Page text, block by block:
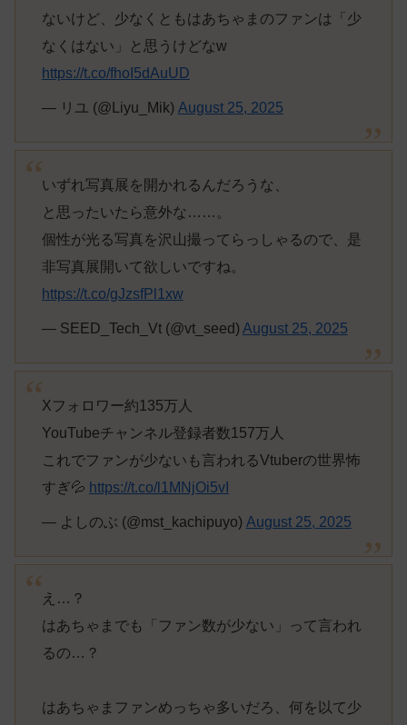
ないけど、少なくともはあちゃまのファンは「少
なくはない」と思うけどなw
https://t.co/fhoI5dAuUD
— リユ (@Liyu_Mik) August 25, 2025
いずれ写真展を開かれるんだろうな、
と思ったいたら意外な……。
個性が光る写真を沢山撮ってらっしゃるので、是
非写真展開いて欲しいですね。
https://t.co/gJzsfPl1xw
— SEED_Tech_Vt (@vt_seed) August 25, 2025
Xフォロワー約135万人
YouTubeチャンネル登録者数157万人
これでファンが少ないも言われるVtuberの世界怖
すぎ💦 https://t.co/l1MNjOi5vI
— よしのぶ (@mst_kachipuyo) August 25, 2025
え…？
はあちゃまでも「ファン数が少ない」って言われ
るの…？
はあちゃまファンめっちゃ多いだろ、何を以て少